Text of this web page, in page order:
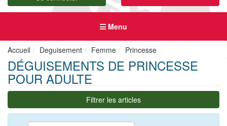
Menu
Accueil Deguisement Femme Princesse
DÉGUISEMENTS DE PRINCESSE
POUR ADULTE
Filtrer les articles